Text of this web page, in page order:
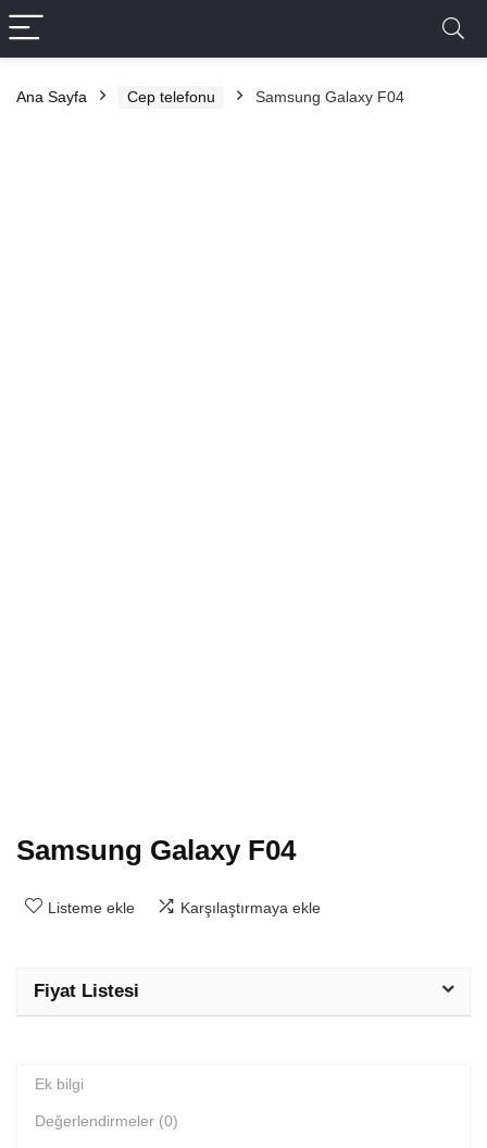
Ana Sayfa Cep telefonu Samsung Galaxy F04
Samsung Galaxy F04
Listeme ekle Karşılaştırmaya ekle
Fiyat Listesi
Ek bilgi
Değerlendirmeler (0)